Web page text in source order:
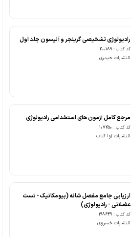
رادیولوژی تشخیصی گرینجر و آلیسون جلد اول
کد کتاب : 200189
انتشارات حیدری
مرجع کامل آزمون های استخدامی رادیولوژی
کد کتاب : 107250
انتشارات آوا کتاب
ارزیابی جامع مفصل شانه (بیومکانیک - تست
عضلانی - رادیولوژی)
کد کتاب : 198649
انتشارات خسروی